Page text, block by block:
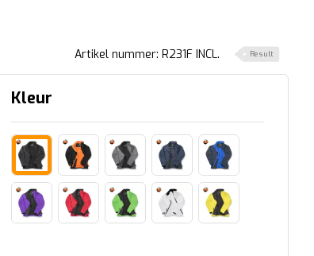
Result
Artikel nummer: R231F INCL.
Kleur